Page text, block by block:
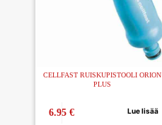
CELLFAST RUISKUPISTOOLI ORION
PLUS
6.95€ Lue lisää